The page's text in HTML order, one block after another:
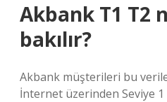
Akbank T1 T2
bakılır?
Akbank müşterileri bu
İnternet üzerinden Seviye